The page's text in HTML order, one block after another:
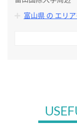
富山県 の エリ